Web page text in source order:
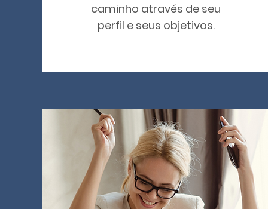
caminho através de seu
perfil e seus objetivos.